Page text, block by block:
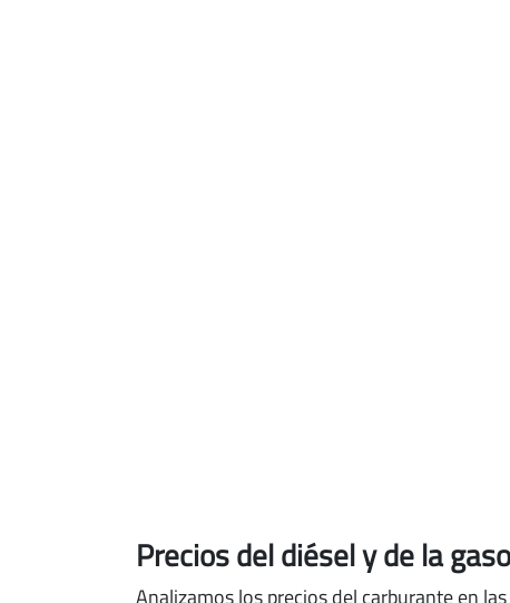
Precios del diésely de la
Analizamos los precios del carburante en